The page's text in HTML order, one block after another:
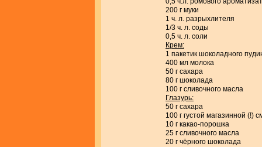
200 г муки
1 ч. л. разрыхлителя
1/3 ч. л. соды
0,5 ч. л. соли
Крем:
1 пакетик шоколадного
400 мл молока
50 г сахара
80 г шоколада
100 г сливочного масла
Глазурь:
50 г сахара
100 г густой магазинной (!)
10 г какао-порошка
25 г сливочного масла
20 г чёрного шоколада